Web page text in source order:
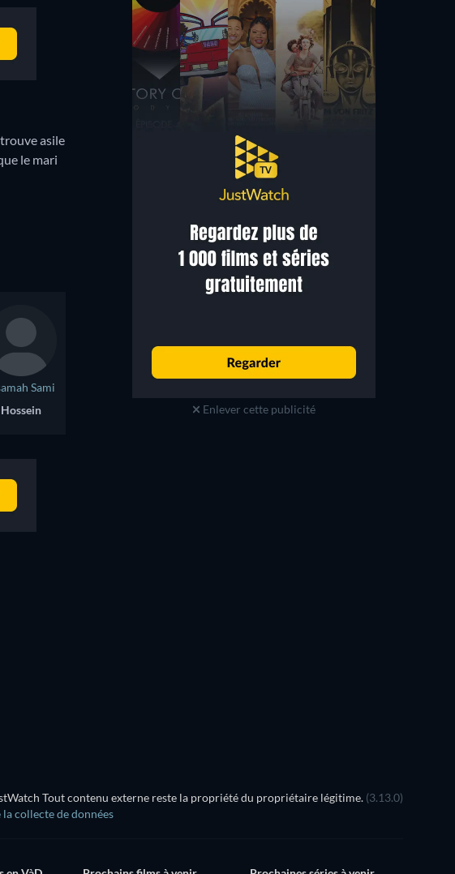
asile
le mari
Enlever cette publicité
Sami
Hossein
Farhad
Tout contenu externe reste la propriété du propriétaire légitime. (3.13.0)
la collecte de données